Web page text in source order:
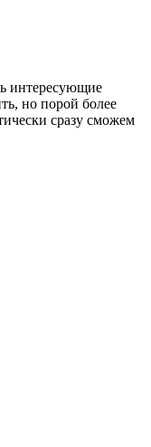
интересующие
но порой более
сразу сможем